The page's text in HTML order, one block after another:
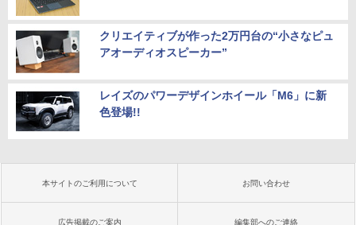
クリエイティブが作った2万円台の“小さなピュ
アオーディオスピーカー”
レイズのパワーデザインホイール「M6」に新
色登場!!
本サイトのご利用について お問い合わせ
広告掲載のご案内 編集部へのご連絡